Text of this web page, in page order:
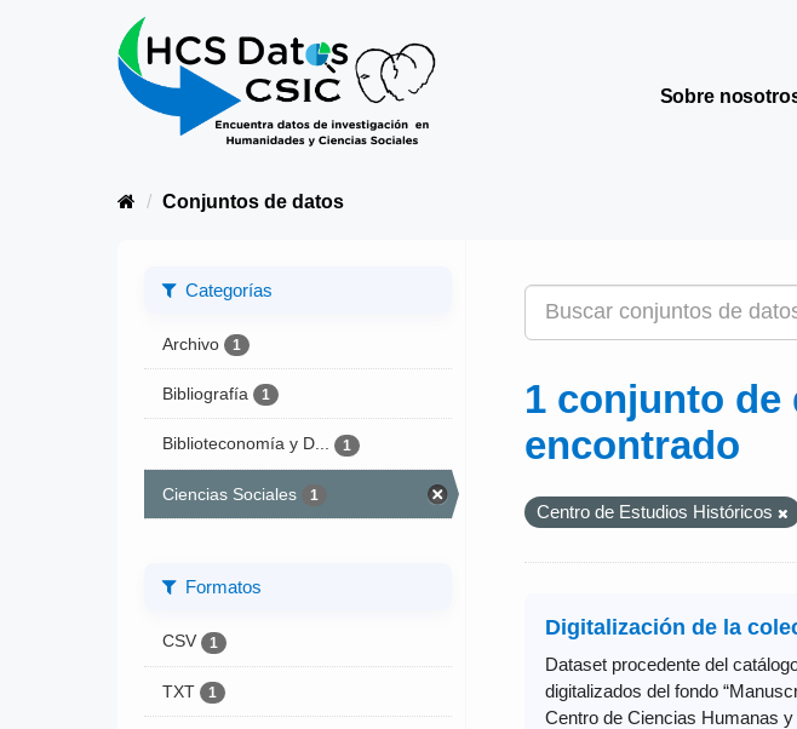
Sobre
Conjuntos de datos
Categorías
Archivo 1
Bibliografía 1
Biblioteconomía y D... 1
Ciencias Sociales 1
Formatos
CSV 1
TXT 1
1 conjunto de
encontrado
Centro de Estudios Históricos
Digitalización de la
Dataset procedente del
digitalizados del fondo
Centro de Ciencias Humanas